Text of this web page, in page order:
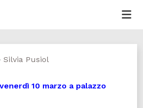
Silvia Pusiol
10 marzo a palazzo